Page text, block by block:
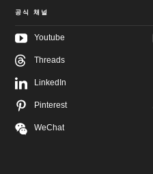
공식 채널
Youtube
Threads
LinkedIn
Pinterest
WeChat